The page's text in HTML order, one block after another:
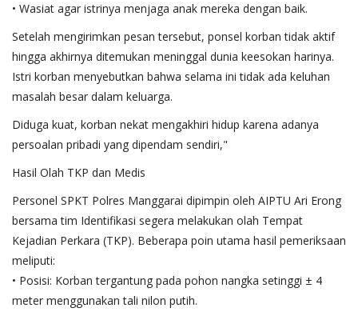
• Wasiat agar istrinya menjaga anak mereka dengan baik.
Setelah mengirimkan pesan tersebut, ponsel korban tidak aktif
hingga akhirnya ditemukan meninggal dunia keesokan harinya.
Istri korban menyebutkan bahwa selama ini tidak ada keluhan
masalah besar dalam keluarga.
Diduga kuat, korban nekat mengakhiri hidup karena adanya
persoalan pribadi yang dipendam sendiri,"
Hasil Olah TKP dan Medis
Personel SPKT Polres Manggarai dipimpin oleh AIPTU Ari Erong
bersama tim Identifikasi segera melakukan olah Tempat
Kejadian Perkara (TKP). Beberapa poin utama hasil pemeriksaan
meliputi:
• Posisi: Korban tergantung pada pohon nangka setinggi ± 4
meter menggunakan tali nilon putih.